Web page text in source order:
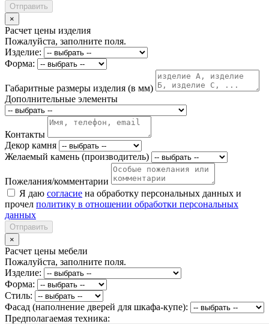
Отправить
×
Расчет цены изделия
Пожалуйста, заполните поля.
Изделие:
Форма:
Габаритные размеры изделия (в мм)
Дополнительные элементы
Контакты
Декор камня
Желаемый камень (производитель)
Пожелания/комментарии
Я даю согласие на обработку персональных данных и
прочел политику в отношении обработки персональных
данных
Отправить
×
Расчет цены мебели
Пожалуйста, заполните поля.
Изделие:
Форма:
Стиль:
Фасад (наполнение дверей для шкафа-купе):
Предполагаемая техника: